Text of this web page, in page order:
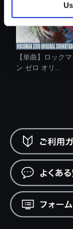
【単曲】ロックマ
ン ゼロ オリ...